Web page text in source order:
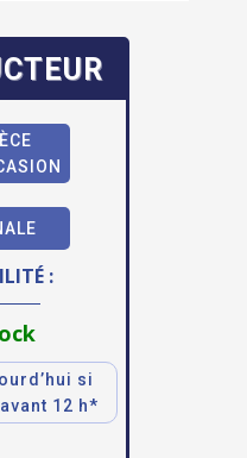
:
si
12 h*